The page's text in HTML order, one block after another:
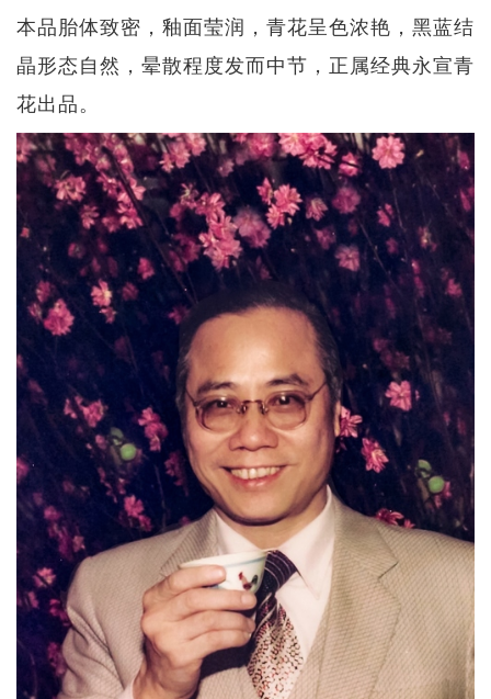
本品胎体致密，釉面莹润，青花呈色浓艳，黑蓝结
晶形态自然，晕散程度发而中节，正属经典永宣青
花出品。